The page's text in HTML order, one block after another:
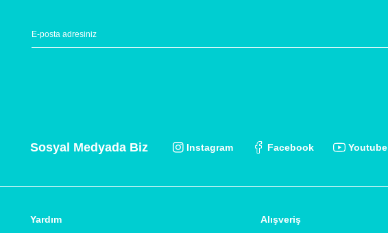
Sosyal Medyada Biz Instagram Facebook Youtube
Yardım Alışveriş